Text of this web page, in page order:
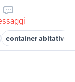
container abitativo